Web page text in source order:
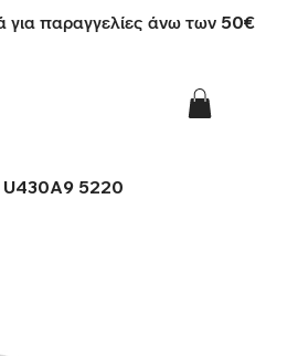
παραγγελίες άνω των 50€
U430A9 5220